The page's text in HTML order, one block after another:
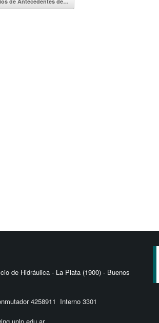
de Hidráulica - La Plata (1900) - Buenos
4258911 Interno 3301